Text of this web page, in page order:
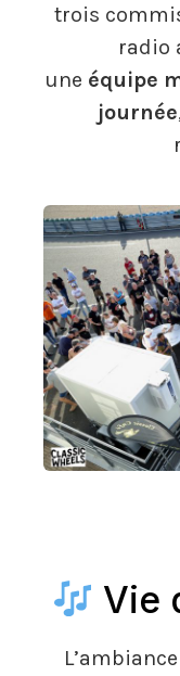
trois
radio
une équipe
journée
Vie